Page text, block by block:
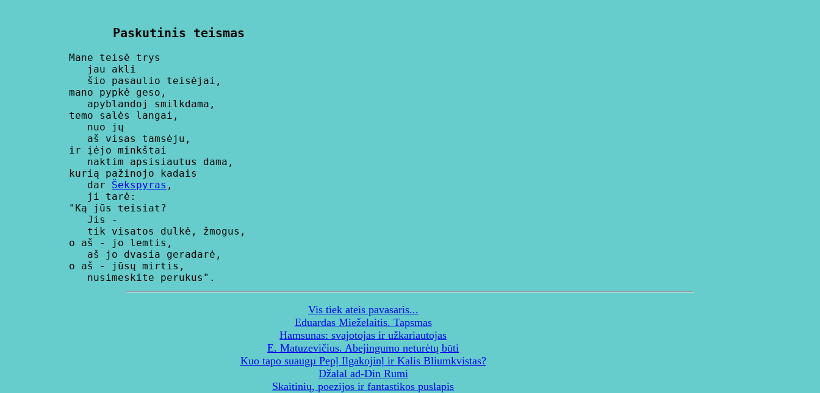
     Paskutinis teismas
      Mane teisė trys
         jau akli
         šio pasaulio teisėjai,
      mano pypkė geso,
         apyblandoj smilkdama,
      temo salės langai,
         nuo jų
         aš visas tamsėju,
      ir įėjo minkštai
         naktim apsisiautus dama,
      kurią pažinojo kadais
         dar
Šekspyras ,
         ji tarė:
      "Ką jūs teisiat?
         Jis -
         tik visatos dulkė, žmogus,
      o aš - jo lemtis,
         aš jo dvasia geradarė,
      o aš - jūsų mirtis,
Vis tiek ateis pavasaris...
Eduardas Mieželaitis. Tapsmas
Hamsunas: svajotojas ir užkariautojas
E. Matuzevičius. Abejingumo neturėtų būti
Kuo tapo suaugµ Pepļ Ilgakojinļ ir Kalis Bliumkvistas?
Džalal ad-Din Rumi
Skaitinių, poezijos ir fantastikos puslapis